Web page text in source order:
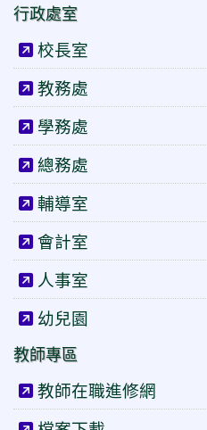
行政處室
校長室
教務處
學務處
總務處
輔導室
會計室
人事室
幼兒園
教師專區
教師在職進修網